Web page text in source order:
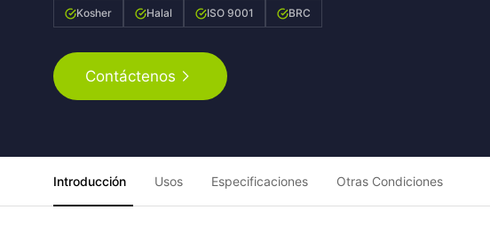
Kosher Halal ISO 9001 BRC
Contáctenos
Introducción Usos Especificaciones Otras Condiciones